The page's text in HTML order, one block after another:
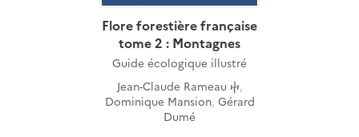
Flore forestière française
tome 2 : Montagnes
Guide écologique illustré
Jean-Claude Rameau ⴕ,
Dominique Mansion, Gérard
Dumé